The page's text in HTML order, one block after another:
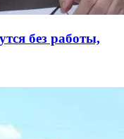
без работы,